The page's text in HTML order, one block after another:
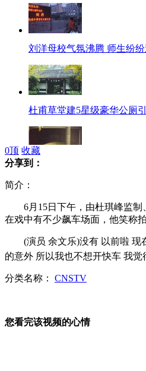
刘洋母校气氛沸腾 师生纷
杜甫草堂建5星级豪华公厕
港交所近14亿英镑购伦敦金
0顶 收藏
分享到：
简介：
6月15日下午，由杜琪峰监制
在戏中有不少飙车场面，他笑称
(演员 余文乐)没有 以前啦 现在
的意外 所以我也不想开快车 我
分类名称： CNSTV
您看完该视频的心情